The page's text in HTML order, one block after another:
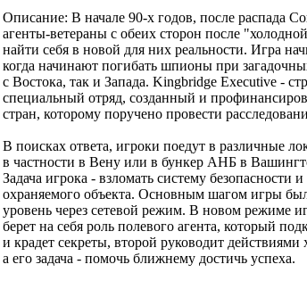
Описание: В начале 90-х годов, после распада
агенты-ветераны c обеих сторон после
найти себя в новой для них реальности. Игра
когда начинают погибать шпионы при
с Востока, так и Запада. Kingbridge Executive -
специальный отряд, созданный и
стран, которому поручено провести
В поисках ответа, игроки поедут в различные
в частности в Вену или в бункер АНБ в
Задача игрока - взломать систему безопасности
охраняемого объекта. Основным шагом игры
уровень через сетевой режим. В новом режиме
берет на себя роль полевого агента, который
и крадет секреты, второй руководит действиями
а его задача - помочь ближнему достичь успеха.